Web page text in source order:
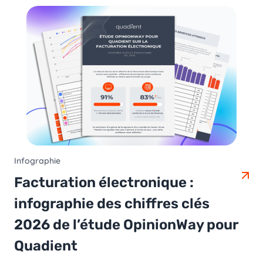
Infographie
Facturation électronique :
infographie des chiffres clés
2026 de l’étude OpinionWay pour
Quadient